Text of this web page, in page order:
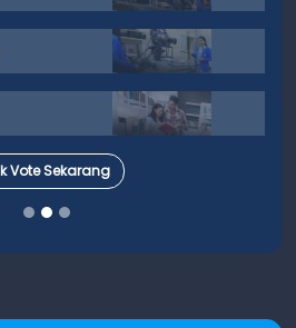
Vote Sekarang